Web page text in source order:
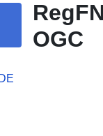
OGC